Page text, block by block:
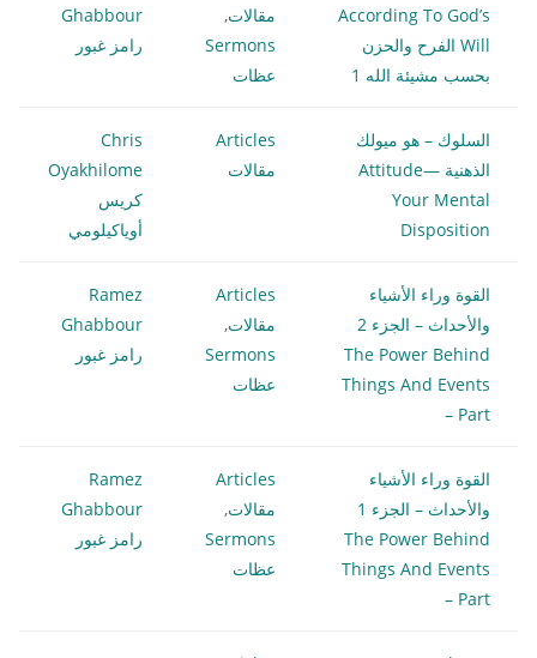
According To God’s
Will الفرح والحزن
بحسب مشيئة الله 1
مقالات,
Sermons
عظات
Ghabbour
رامز غبور
السلوك – هو ميولك
الذهنية Attitude—
Your Mental
Disposition
Articles
مقالات
Chris
Oyakhilome
كريس
أوياكيلومي
القوة وراء الأشياء
والأحداث – الجزء 2
The Power Behind
Things And Events
– Part
Articles
مقالات,
Sermons
عظات
Ramez
Ghabbour
رامز غبور
القوة وراء الأشياء
والأحداث – الجزء 1
The Power Behind
Things And Events
– Part
Articles
مقالات,
Sermons
عظات
Ramez
Ghabbour
رامز غبور